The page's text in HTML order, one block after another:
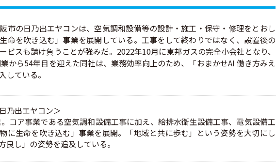
市の日乃出エヤコンは、空気調和設備等の設計・施工・保守・修理をとおし
命を吹き込む」事業を展開している。工事をして終わりではなく、設置後の
ビスも請け負うことが強みだ。2022年10月に東邦ガスの完全小会社となり、
から54年目を迎えた同社は、業務効率向上のため、「おまかせAI 働き方みえ
している。
乃出エヤコン＞
コア事業である空気調和設備工事に加え、給排水衛生設備工事、電気設備工
に生命を吹き込む」事業を展開。「地域と共に歩む」という姿勢を大切にし
良し」の姿勢を追及している。